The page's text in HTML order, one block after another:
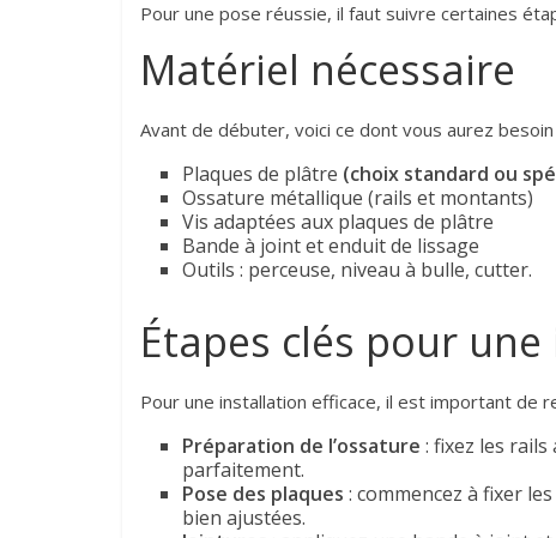
Pour une pose réussie, il faut suivre certaines
Matériel nécessaire
Avant de débuter, voici ce dont vous aurez besoin
Plaques de plâtre (choix standard ou
Ossature métallique (rails et montants)
Vis adaptées aux plaques de plâtre
Bande à joint et enduit de lissage
Outils : perceuse, niveau à bulle, cutter.
Étapes clés pour
Pour une installation efficace, il est important de
Préparation de l’ossature : fixez les
parfaitement.
Pose des plaques : commencez à fixer
bien ajustées.